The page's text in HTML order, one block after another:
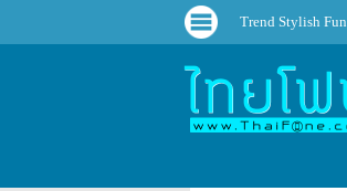
Trend Stylish Fun